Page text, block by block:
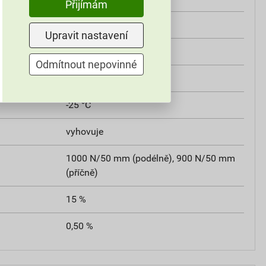
ano
třída E
Broof (t3)
-25 °C
vyhovuje
1000 N/50 mm (podélně), 900 N/50 mm
(příčně)
15 %
0,50 %
Přijímám
Upravit nastavení
Odmítnout nepovinné